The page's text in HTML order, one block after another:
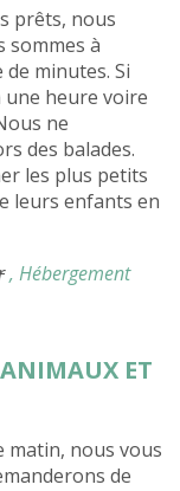
prêts, nous
sommes à
minutes. Si
une heure voire
ne
des balades.
les plus petits
leurs enfants en
, Hébergement
ET
matin, nous vous
de